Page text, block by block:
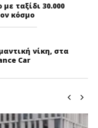
ταξίδι 30.000
κόσμο
νίκη, στα
Car